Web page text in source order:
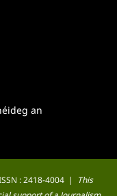
an
: 2418-4004 |
This